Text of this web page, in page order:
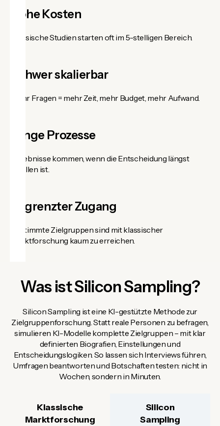
Hohe Kosten
Klassische Studien starten oft im 5-stelligen Bereich.
Schwer skalierbar
Mehr Fragen = mehr Zeit, mehr Budget, mehr Aufwand.
Lange Prozesse
Ergebnisse kommen, wenn die Entscheidung längst
gefallen ist.
Begrenzter Zugang
Bestimmte Zielgruppen sind mit klassischer
Marktforschung kaum zu erreichen.
Was ist Silicon Sampling?
Silicon Sampling ist eine KI-gestützte Methode zur
Zielgruppenforschung. Statt reale Personen zu befragen,
simulieren KI-Modelle komplette Zielgruppen – mit klar
definierten Biografien, Einstellungen und
Entscheidungslogiken. So lassen sich Interviews führen,
Umfragen beantworten und Botschaften testen: nicht in
Wochen, sondern in Minuten.
Klassische
Marktforschung
Silicon
Sampling